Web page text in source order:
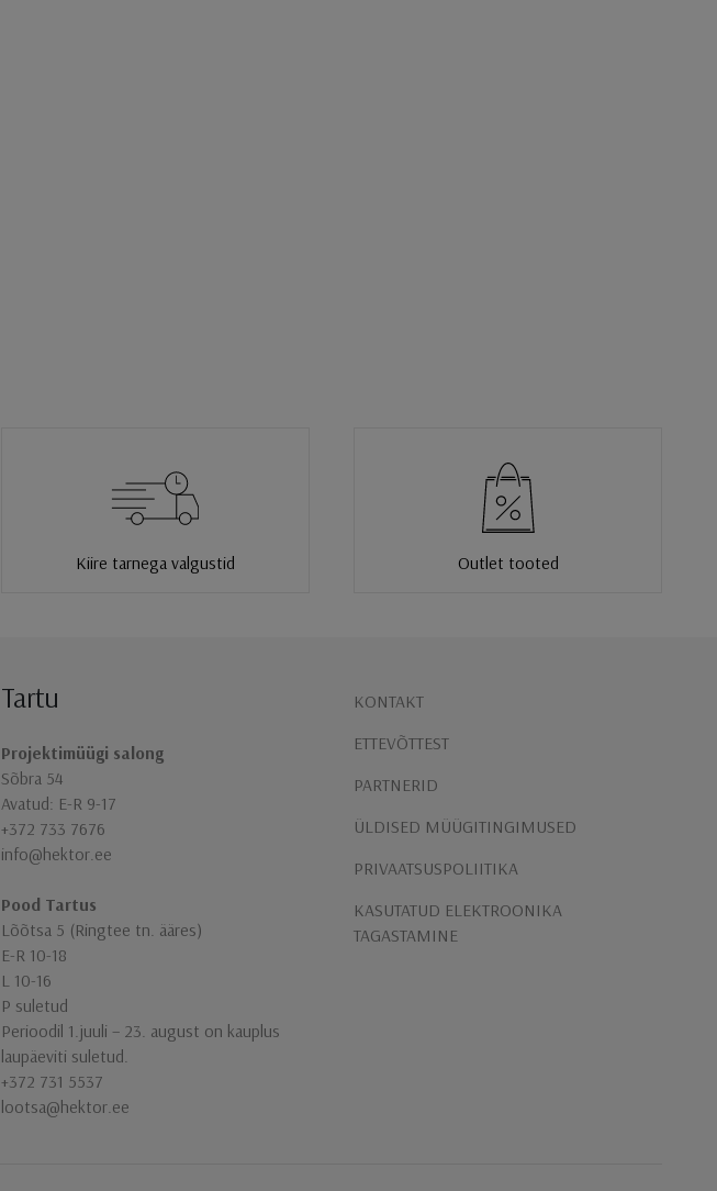
Kiire tarnega valgustid Outlet tooted
Tartu
Projektimüügi salong
Sõbra 54
Avatud: E-R 9-17
+372 733 7676
info@hektor.ee
Pood Tartus
Lõõtsa 5 (Ringtee tn. ääres)
E-R 10-18
L 10-16
P suletud
Perioodil 1.juuli – 23. august on kauplus
laupäeviti suletud.
+372 731 5537
lootsa@hektor.ee
KONTAKT
ETTEVÕTTEST
PARTNERID
ÜLDISED MÜÜGITINGIMUSED
PRIVAATSUSPOLIITIKA
KASUTATUD ELEKTROONIKA
TAGASTAMINE